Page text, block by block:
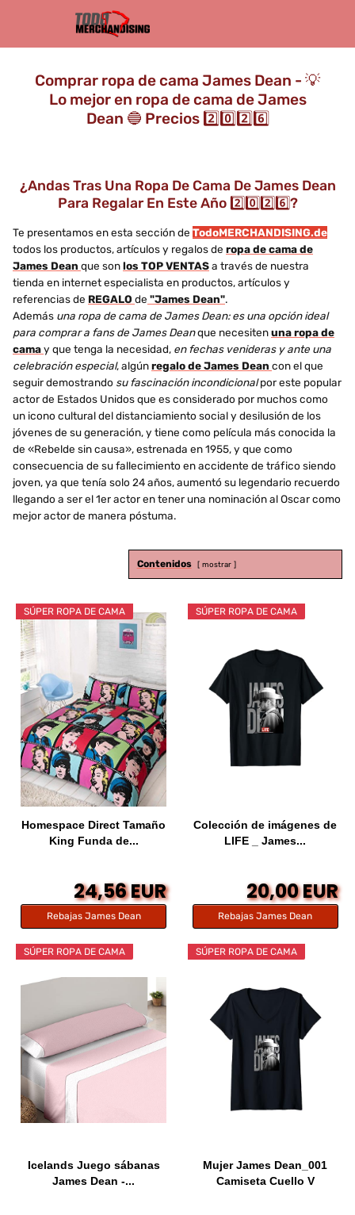
Comprar ropa de cama James Dean - 💡
Lo mejor en ropa de cama de James
Dean 🔵 Precios 2️⃣0️⃣2️⃣6️⃣
¿Andas Tras Una Ropa De Cama De James Dean
Para Regalar En Este Año 2️⃣0️⃣2️⃣6️⃣?
Te presentamos en esta sección de TodoMERCHANDISING.de
todos los productos, artículos y regalos de ropa de cama de
James Dean que sonlos TOP VENTASa través de nuestra
tienda en internet especialista en productos, artículos y
referencias de REGALO de "James Dean".
Además una ropa de cama de James Dean: es una opción ideal
para comprar a fans de James Deanque necesitenuna ropa de
camay que tenga la necesidad, en fechas venideras y ante una
celebración especial, algúnregalo de James Dean con el que
seguir demostrando su fascinación incondicionalpor este popular
actor de Estados Unidos que es considerado por muchos como
un icono cultural del distanciamiento social y desilusión de los
jóvenes de su generación, y tiene como película más conocida la
de «Rebelde sin causa», estrenada en 1955, y que como
consecuencia de su fallecimiento en accidente de tráfico siendo
joven, ya que tenía solo 24 años, aumentó su legendario recuerdo
llegando a ser el 1er actor en tener una nominación al Oscar como
mejor actor de manera póstuma.
Contenidos mostrar
SÚPER ROPA DE CAMA
Homespace Direct Tamaño
King Funda de...
24,56 EUR
Rebajas James Dean
SÚPER ROPA DE CAMA
Colección de imágenes de
LIFE _ James...
20,00 EUR
Rebajas James Dean
SÚPER ROPA DE CAMA
Icelands Juego sábanas
James Dean -...
SÚPER ROPA DE CAMA
Mujer James Dean_001
Camiseta Cuello V